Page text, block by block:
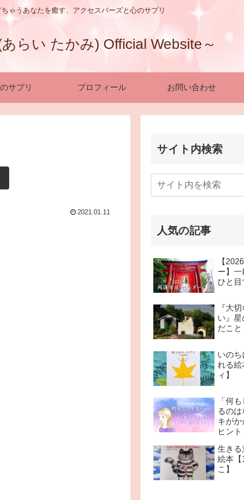
ゃうあなたを癒す、アクセスバーズと心のサプリ
らい たかみ) Official Website～
サプリ プロフィール お問い合わせ
2021.01.11
サイト内検索
人気の記事
【
ー】
ひと目
『大
い』
だこと
いのち
れる
ィ】
「何
るの
キが
ヒント
生きる
絵本【
こ】